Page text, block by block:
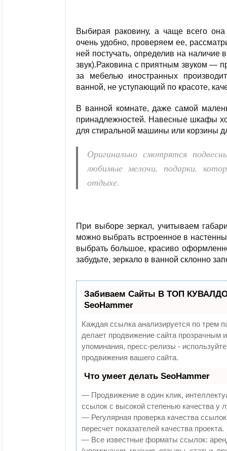
Выбирая раковину, а чаще всего она
очень удобно, проверяем ее,
ней постучать, определив на наличие
звук).Раковина с приятным звуком —
за мебелью иностранных
ванной, не уступающий по красоте,
В ванной комнате, даже самой
принадлежностей. Навесные шкафы
для стиральной машины или корзины
Оригинально смотрятся
любимые мелочи, подарки,
отдыхе.
При выборе зеркал, учитываем
можно выбрать встроенное в
выбрать большое, красиво
забудьте, зеркало в ванной склонно
Забиваем Сайты В ТОП
SeoHammer
Каждая ссылка анализируется по трем
делает продвижение сайта прозрачным
упоминания, пресс-релизы -
продвижения вашего сайта.
Что умеет делать SeoHammer
— Продвижение в один клик,
ссылок с высокой степенью качества у
— Регулярная проверка качества
пересчет показателей качества проекта.
— Все известные форматы ссылок: